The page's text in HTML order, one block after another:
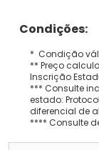
Condições:
* Condição
** Preço
Inscrição
*** Consulte
estado:
diferencial de
**** Consulte